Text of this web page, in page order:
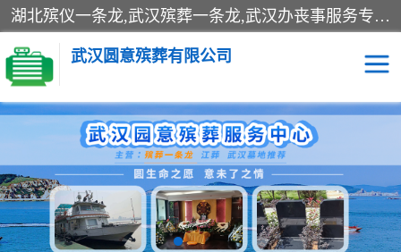
湖北殡仪一条龙,武汉殡葬一条龙,武汉办丧事服务专理红白佛事、病人临终关怀、医院或家中老人去世穿寿衣、灵车遗体接运、殡仪馆告别厅预约、办理火葬场手续、民俗丧事策划、遗体告别仪式、民俗礼仪服务、殡葬礼仪策划、陵园墓位导购、寺庙塔位择吉、往生功德策划、民俗功德策划、异地殡葬礼仪服务、异地骨灰接送返乡
武汉圆意殡葬有限公司
殡葬一条龙服务 江葬一条龙服务
武汉锦辉天堂文化园 仙鹤湖湿地公园
长乐园陵园 万福净土陵园